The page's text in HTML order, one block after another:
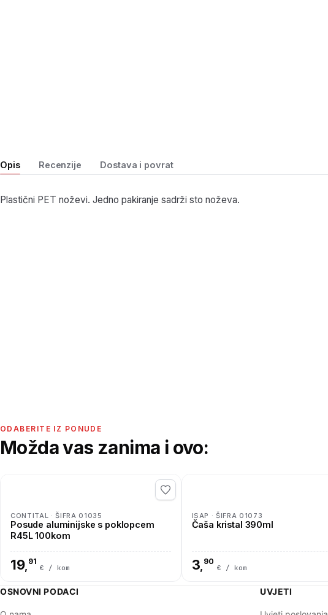
Opis Recenzije Dostava i povrat
Plastični PET noževi. Jedno pakiranje sadrži sto noževa.
ODABERITE IZ PONUDE
Možda vas zanima i ovo:
CONTITAL · ŠIFRA 01035
Posude aluminijske s poklopcem
R45L 100kom
19, 91
€ / kom
ISAP · ŠIFRA 01073
Čaša kristal 390ml
3, 90
€ / kom
OSNOVNI PODACI UVJETI